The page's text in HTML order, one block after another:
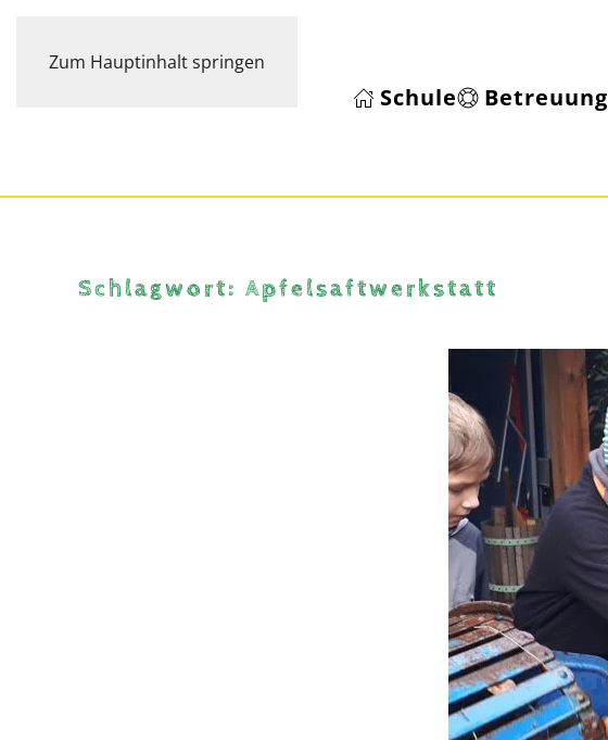
Zum Hauptinhalt springen
Schule Betreuung
Schlagwort: Apfelsaftwerkstatt